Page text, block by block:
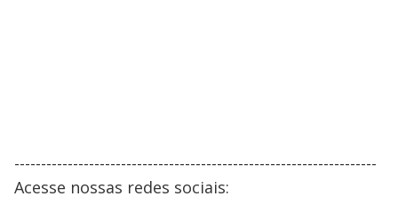
--------------------------------------------------------------------
Acesse nossas redes sociais: